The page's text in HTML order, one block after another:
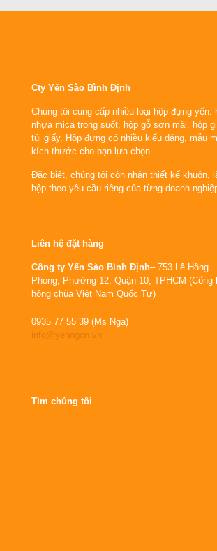
Cty Yến Sào Bình Định
Chúng tôi cung cấp nhiều loại hộp đựng yến:
nhựa mica trong suốt, hộp gỗ sơn mài, hộp
túi giấy. Hộp đựng có nhiều kiểu dáng, mẫu
kích thước cho bạn lựa chọn.
Đặc biệt, chúng tôi còn nhận thiết kế khuôn,
hộp theo yêu cầu riêng của từng doanh
Liên hệ đặt hàng
Công ty Yến Sào Bình Định– 753 Lê Hồng
Phong, Phường 12, Quận 10, TPHCM (Cổng
hông chùa Việt Nam Quốc Tự)
0935 77 55 39 (Ms Nga)
info@yenngon.vn
Tìm chúng tôi